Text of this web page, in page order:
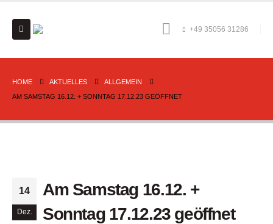
+49 35056 31286
HOME AKTUELLES
ALLGEMEIN
AM SAMSTAG 16.12. + SONNTAG 17.12.23 GEÖFFNET
14
Dez.
Am Samstag 16.12. +
Sonntag 17.12.23 geöffnet